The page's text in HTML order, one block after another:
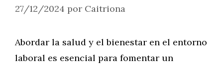
27/12/2024 por Caitriona
Abordar la salud y el bienestar en el entorno
laboral es esencial para fomentar un